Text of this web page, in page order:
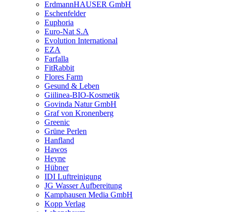
ErdmannHAUSER GmbH
Eschenfelder
Euphoria
Euro-Nat S.A
Evolution International
EZA
Farfalla
FitRabbit
Flores Farm
Gesund & Leben
Giilinea-BIO-Kosmetik
Govinda Natur GmbH
Graf von Kronenberg
Greenic
Grüne Perlen
Hanfland
Hawos
Heyne
Hübner
IDI Luftreinigung
JG Wasser Aufbereitung
Kamphausen Media GmbH
Kopp Verlag